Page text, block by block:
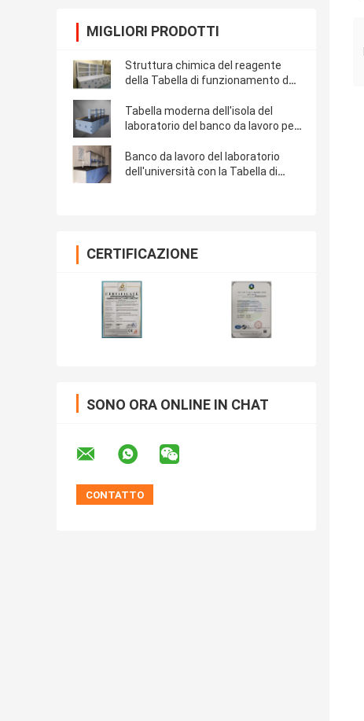
MIGLIORI PRODOTTI
Struttura chimica del reagente
della Tabella di funzionamento del
Tabella moderna dell'isola del
laboratorio del banco da lavoro per
Banco da lavoro del laboratorio
dell'università con la Tabella di
CERTIFICAZIONE
SONO ORA ONLINE IN CHAT